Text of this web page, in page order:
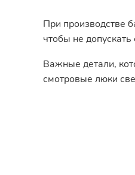
При производстве
чтобы не
Важные детали,
смотровые люки